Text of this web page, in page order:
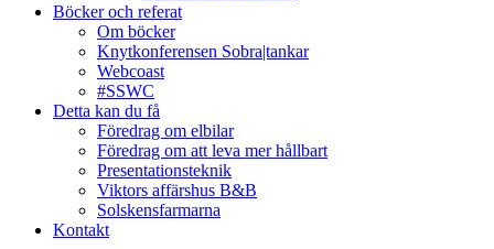
Böcker och referat
Om böcker
Knytkonferensen Sobra|tankar
Webcoast
#SSWC
Detta kan du få
Föredrag om elbilar
Föredrag om att leva mer hållbart
Presentationsteknik
Viktors affärshus B&B
Solskensfarmarna
Kontakt